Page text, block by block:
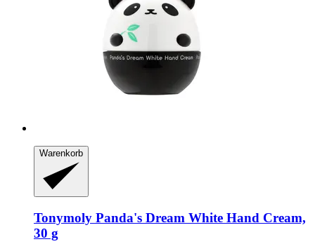
Warenkorb
Tonymoly Panda's Dream White Hand Cream,
30 g